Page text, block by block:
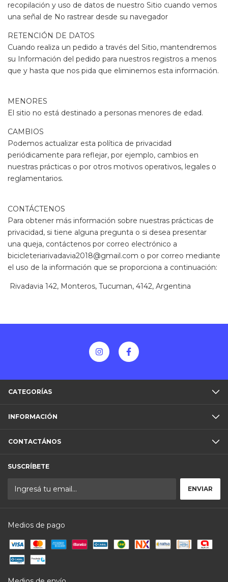
recopilación y uso de datos de nuestro Sitio cuando vemos
una señal de No rastrear desde su navegador
RETENCIÓN DE DATOS
Cuando realiza un pedido a través del Sitio, mantendremos
su Información del pedido para nuestros registros a menos
que y hasta que nos pida que eliminemos esta información.
MENORES
El sitio no está destinado a personas menores de edad.
CAMBIOS
Podemos actualizar esta política de privacidad
periódicamente para reflejar, por ejemplo, cambios en
nuestras prácticas o por otros motivos operativos, legales o
reglamentarios.
CONTÁCTENOS
Para obtener más información sobre nuestras prácticas de
privacidad, si tiene alguna pregunta o si desea presentar
una queja, contáctenos por correo electrónico a
bicicleteriarivadavia2018@gmail.com o por correo mediante
el uso de la información que se proporciona a continuación:
Rivadavia 142, Monteros, Tucuman, 4142, Argentina
CATEGORÍAS
INFORMACIÓN
CONTACTÁNOS
SUSCRÍBETE
Medios de pago